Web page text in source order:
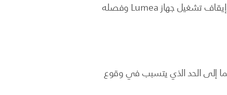
: لقد دخل الجهاز في وضع الخطأ ويحتاج إلى إعادة ضبط. عليكِ إيقاف تشغيل جهاز Lumea وفصله
إلى الحد الذي يتسبب في وقوع